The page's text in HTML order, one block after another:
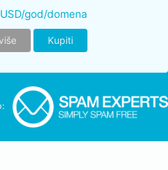
god/domena
Kupiti